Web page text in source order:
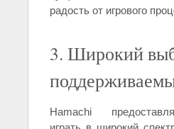
радость от игрового
3. Широкий
Hamachi